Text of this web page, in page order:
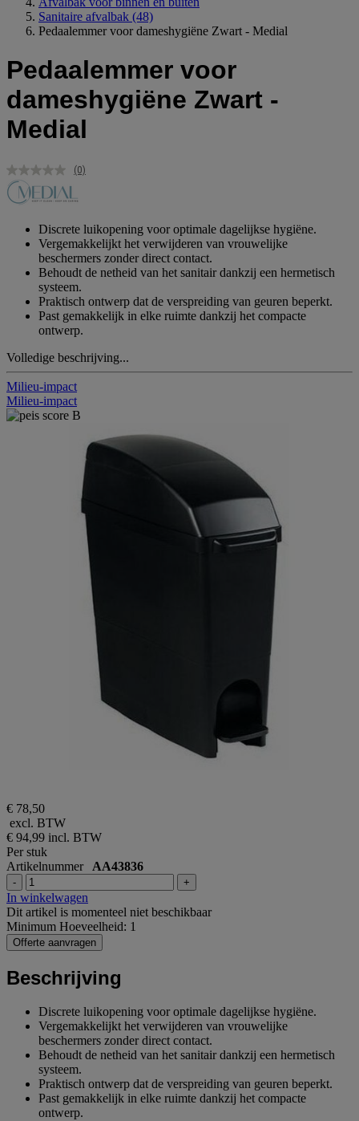
Sanitaire afvalbak (48)
Pedaalemmer voor dameshygiëne Zwart - Medial
Pedaalemmer voor
dameshygiëne Zwart -
Medial
Geen
Dezelfde
(0)
Discrete luikopening voor optimale dagelijkse hygiëne.
Vergemakkelijkt het verwijderen van vrouwelijke
beschermers zonder direct contact.
Behoudt de netheid van het sanitair dankzij een hermetisch
systeem.
Praktisch ontwerp dat de verspreiding van geuren beperkt.
Past gemakkelijk in elke ruimte dankzij het compacte
ontwerp.
Volledige beschrijving...
Milieu-impact
Milieu-impact
€ 78,50
excl. BTW
€ 94,99 incl. BTW
Per stuk
Artikelnummer AA43836
- +
In winkelwagen
Dit artikel is momenteel niet beschikbaar
Minimum Hoeveelheid: 1
Offerte aanvragen
Beschrijving
Discrete luikopening voor optimale dagelijkse hygiëne.
Vergemakkelijkt het verwijderen van vrouwelijke
beschermers zonder direct contact.
Behoudt de netheid van het sanitair dankzij een hermetisch
systeem.
Praktisch ontwerp dat de verspreiding van geuren beperkt.
Past gemakkelijk in elke ruimte dankzij het compacte
ontwerp.